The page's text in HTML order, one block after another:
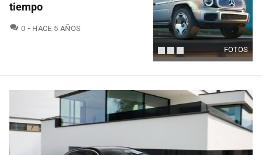
FOTOS
tiempo
0 COMENTARIOS
HACE 5 AÑOS